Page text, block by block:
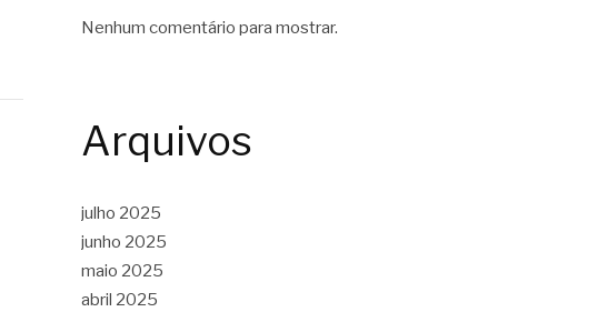
Nenhum comentário para mostrar.
Arquivos
julho 2025
junho 2025
maio 2025
abril 2025